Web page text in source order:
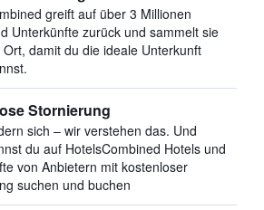
greift auf über 3 Millionen
Unterkünfte zurück und sammelt sie
damit du die ideale Unterkunft
Stornierung
sich – wir verstehen das. Und
du auf HotelsCombined Hotels und
von Anbietern mit kostenloser
suchen und buchen